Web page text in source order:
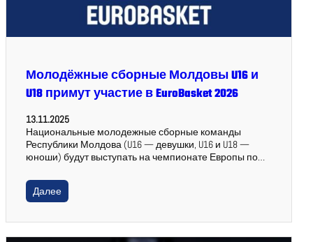
Молодёжные сборные Молдовы U16 и
U18 примут участие в EuroBasket 2026
13.11.2025
Национальные молодежные сборные команды
Республики Молдова (U16 — девушки, U16 и U18 —
юноши) будут выступать на чемпионате Европы по…
Далее